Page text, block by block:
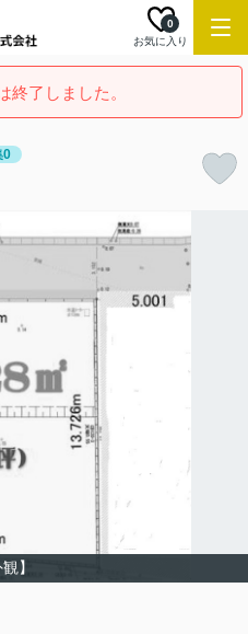
お気に入り
0
終了しました。
0
観】